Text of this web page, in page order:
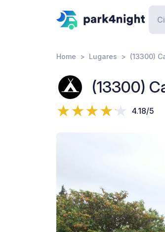
Home Lugares (13300)
(13300)
4.18/5